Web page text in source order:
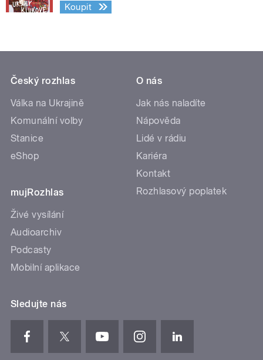
Koupit
Český rozhlas
Válka na Ukrajině
Komunální volby
Stanice
eShop
mujRozhlas
Živé vysílání
Audioarchiv
Podcasty
Mobilní aplikace
O nás
Jak nás naladíte
Nápověda
Lidé v rádiu
Kariéra
Kontakt
Rozhlasový poplatek
Sledujte nás